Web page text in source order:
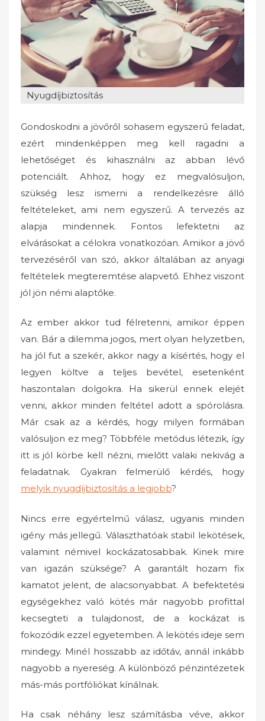
o
n
Nyugdíjbiztosítás
Gondoskodni a jövőről sohasem egyszerű feladat,
ezért mindenképpen meg kell ragadni a
lehetőséget és kihasználni az abban lévő
potenciált. Ahhoz, hogy ez megvalósuljon,
szükség lesz ismerni a rendelkezésre álló
feltételeket, ami nem egyszerű. A tervezés az
alapja mindennek. Fontos lefektetni az
elvárásokat a célokra vonatkozóan. Amikor a jövő
tervezéséről van szó, akkor általában az anyagi
feltételek megteremtése alapvető. Ehhez viszont
jól jön némi alaptőke.
Az ember akkor tud félretenni, amikor éppen
van. Bár a dilemma jogos, mert olyan helyzetben,
ha jól fut a szekér, akkor nagy a kísértés, hogy el
legyen költve a teljes bevétel, esetenként
haszontalan dolgokra. Ha sikerül ennek elejét
venni, akkor minden feltétel adott a spórolásra.
Már csak az a kérdés, hogy milyen formában
valósuljon ez meg? Többféle metódus létezik, így
itt is jól körbe kell nézni, mielőtt valaki nekivág a
feladatnak. Gyakran felmerülő kérdés, hogy
melyik nyugdíjbiztosítás a legjobb?
Nincs erre egyértelmű válasz, ugyanis minden
igény más jellegű. Választhatóak stabil lekötések,
valamint némivel kockázatosabbak. Kinek mire
van igazán szüksége? A garantált hozam fix
kamatot jelent, de alacsonyabbat. A befektetési
egységekhez való kötés már nagyobb profittal
kecsegteti a tulajdonost, de a kockázat is
fokozódik ezzel egyetemben. A lekötés ideje sem
mindegy. Minél hosszabb az időtáv, annál inkább
nagyobb a nyereség. A különböző pénzintézetek
más-más portfóliókat kínálnak.
Ha csak néhány lesz számításba véve, akkor